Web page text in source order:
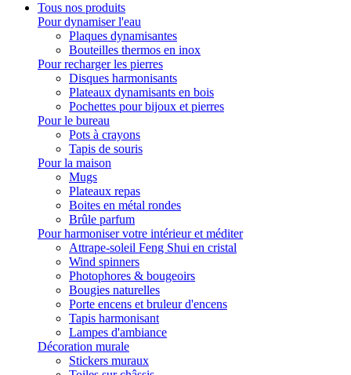
Tous nos produits
Pour dynamiser l'eau
Plaques dynamisantes
Bouteilles thermos en inox
Pour recharger les pierres
Disques harmonisants
Plateaux dynamisants en bois
Pochettes pour bijoux et pierres
Pour le bureau
Pots à crayons
Tapis de souris
Pour la maison
Mugs
Plateaux repas
Boites en métal rondes
Brûle parfum
Pour harmoniser votre intérieur et méditer
Attrape-soleil Feng Shui en cristal
Wind spinners
Photophores & bougeoirs
Bougies naturelles
Porte encens et bruleur d'encens
Tapis harmonisant
Lampes d'ambiance
Décoration murale
Stickers muraux